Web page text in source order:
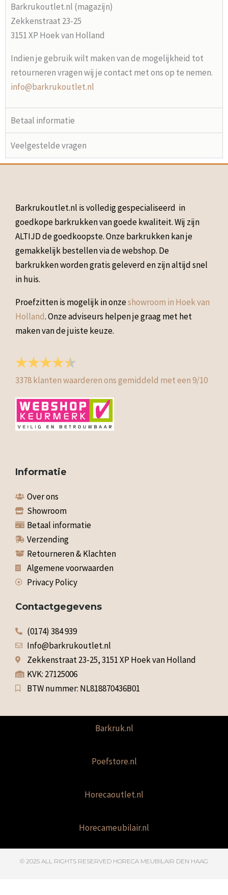
Barkrukoutlet.nl (magazijn)
Zekkenstraat 23-25
3151 XP Hoek van Holland
Indien je gebruik wilt maken van de mogelijkheid tot
retourneren vragen wij je contact met ons op te nemen.
info@barkrukoutlet.nl
Betaal informatie
Veelgestelde vragen
Barkrukoutlet.nl is volledig gespecialiseerd in
goedkope barkrukken van goede kwaliteit. Wij zijn
ALTIJD de goedkoopste. Onze barkrukken kan je
gemakkelijk bestellen via de webshop. De
barkrukken worden gratis geleverd en zijn altijd snel
in huis.
Proefzitten is mogelijk in onzeshowroom in Hoek van
Holland. Onze adviseurs helpen je graag met het
maken van de juiste keuze.
3378klanten waarderen ons gemiddeld met een9/10
Informatie
Over ons
Showroom
Betaal informatie
Verzending
Retourneren & Klachten
Algemene voorwaarden
Privacy Policy
Contactgegevens
(0174) 384 939
Info@barkrukoutlet.nl
Zekkenstraat 23-25, 3151 XP Hoek van Holland
KVK: 27125006
BTW nummer: NL818870436B01
Barkruk.nl
Poefstore.nl
Horecaoutlet.nl
Horecameubilair.nl
© 2025 ALL RIGHTS RESERVED​ HORECA MEUBILAIR DEN HAAG